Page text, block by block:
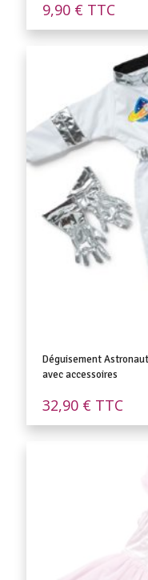
9,90 € TTC
Déguisement
avec accessoires
32,90 € TTC